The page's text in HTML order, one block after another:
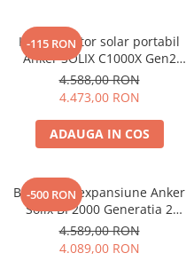
-115 RON
Kit generator solar portabil
Anker SOLIX C1000X Gen2
2000W 1024Wh + panou 100W
4.588,00 RON
4.473,00 RON
ADAUGA IN COS
-500 RON
Baterie de expansiune Anker
Solix BP2000 Generatia 2
pentru Anker Solix C2000 Gen
2, 2048Wh
4.589,00 RON
4.089,00 RON